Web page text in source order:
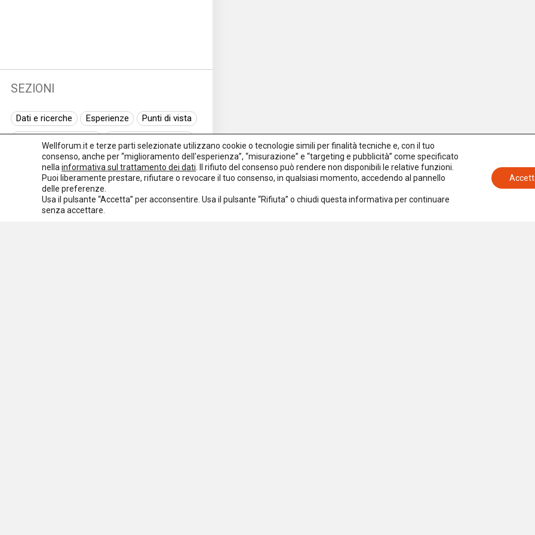
SEZIONI
Dati e ricerche Esperienze
Punti di vista
Normativa europea
Rassegna normativa
I seminari di Welforum
Eventi
Spazio ai promotori
Wellforum.it e terze parti selezionate utilizzano cookie o tecnologie simili per finalità tecniche e, con il tuo
consenso, anche per “miglioramento dell'esperienza”, “misurazione” e “targeting e pubblicità” come specificato
nella informativa sul trattamento dei dati . Il rifiuto del consenso può rendere non disponibili le relative funzioni.
Puoi liberamente prestare, rifiutare o revocare il tuo consenso, in qualsiasi momento, accedendo al pannello
delle preferenze.
Usa il pulsante “Accetta” per acconsentire. Usa il pulsante “Rifiuta” o chiudi questa informativa per continuare
senza accettare.